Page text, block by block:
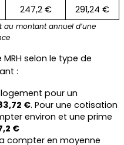
247,2 € 291,24 €
au montant annuel d’une
selon le type de
:
pour un
€. Pour une cotisation
environ et une prime
€